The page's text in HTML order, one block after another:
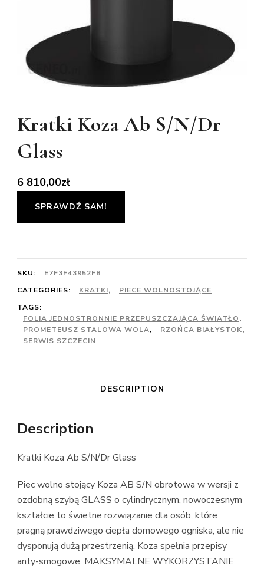
Kratki Koza Ab S/N/Dr
Glass
6 810,00zł
SPRAWDŹ SAM!
SKU:
E7F3F43952F8
CATEGORIES:
KRATKI,
PIECE WOLNOSTOJĄCE
TAGS:
FOLIA JEDNOSTRONNIE PRZEPUSZCZAJĄCA ŚWIATŁO,
PROMETEUSZ STALOWA WOLA, RZOŃCA BIAŁYSTOK,
SERWIS SZCZECIN
DESCRIPTION
Description
Kratki Koza Ab S/N/Dr Glass
Piec wolno stojący Koza AB S/N obrotowa w wersji z
ozdobną szybą GLASS o cylindrycznym, nowoczesnym
kształcie to świetne rozwiązanie dla osób, które
pragną prawdziwego ciepła domowego ogniska, ale nie
dysponują dużą przestrzenią. Koza spełnia przepisy
anty-smogowe. MAKSYMALNE WYKORZYSTANIE